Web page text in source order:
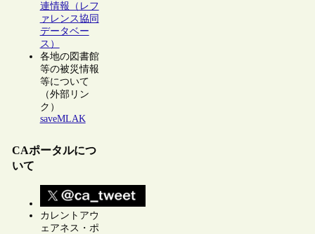
連情報（レフ
ァレンス協同
データベー
ス）
各地の図書館
等の被災情報
等について
（外部リン
ク）
saveMLAK
CAポータルにつ
いて
カレントアウ
ェアネス・ポ